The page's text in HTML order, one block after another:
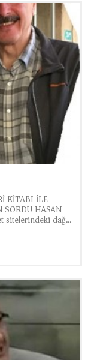
KİTABI İLE
HASAN
sitelerindeki dağ...